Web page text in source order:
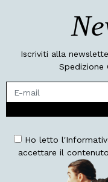
Iscriviti alla
Spedizione
Ho letto
accettare il